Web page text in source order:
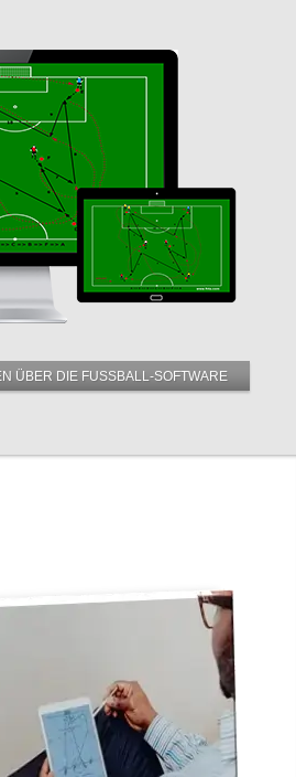
ÜBER DIE FUSSBALL-SOFTWARE